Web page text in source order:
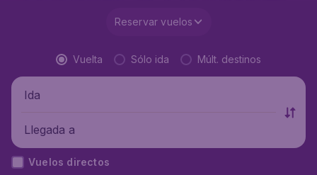
Reservar vuelos
Vuelta Sólo ida Múlt. destinos
Ida
Llegada a
Vuelos directos